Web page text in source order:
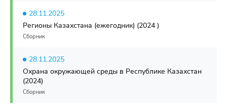
28.11.2025
Регионы Казахстана (ежегодник) (2024 )
Сборник
28.11.2025
Охрана окружающей среды в Республике Казахстан
(2024)
Сборник